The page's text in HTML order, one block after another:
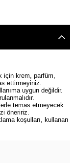
için krem, parfüm,
ettirmeyiniz.
uygun değildir.
temas etmeyecek
öneririz.
koşulları, kullanan